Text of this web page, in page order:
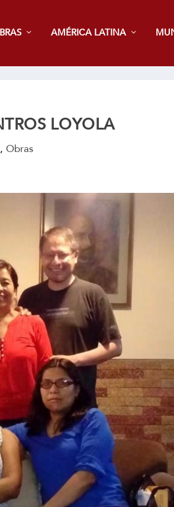
AMÉRICA LATINA
LOYOLA
,Obras